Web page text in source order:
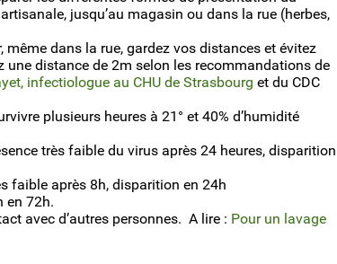
jusqu’au magasin ou dans la rue (herbes,
dans la rue, gardez vos distances et évitez
une distance de 2m selon les recommandations de
infectiologue au CHU de Strasbourg et du CDC
plusieurs heures à 21° et 40% d’humidité
très faible du virus après 24 heures, disparition
faible après 8h, disparition en 24h
en 72h.
avec d’autres personnes. A lire : Pour un lavage